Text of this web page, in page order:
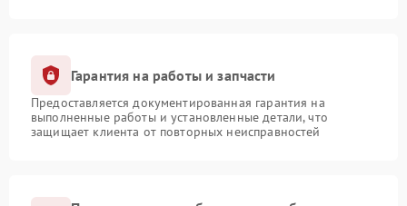
Гарантия на работы и запчасти
Предоставляется документированная гарантия на
выполненные работы и установленные детали, что
защищает клиента от повторных неисправностей